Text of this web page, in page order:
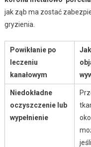
jak ząb ma zostać
gryzienia.
Powikłanie po
leczeniu
kanałowym
Niedokładne
oczyszczenie lub
wypełnienie